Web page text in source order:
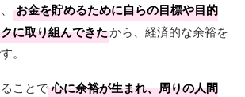
お金を貯めるために自らの目標や目的
に取り組んできたから、経済的な余裕を
。
ことで心に余裕が生まれ、周りの人間